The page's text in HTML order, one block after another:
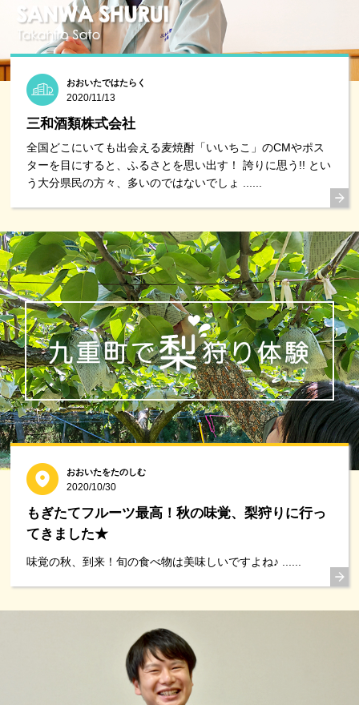
おおいたではたらく
2020/11/13
三和酒類株式会社
全国どこにいても出会える麦焼酎「いいちこ」のCMやポス
ターを目にすると、ふるさとを思い出す！ 誇りに思う!! とい
う大分県民の方々、多いのではないでしょ ......
おおいたをたのしむ
2020/10/30
もぎたてフルーツ最高！秋の味覚、梨狩りに行っ
てきました★
味覚の秋、到来！旬の食べ物は美味しいですよね♪ ......